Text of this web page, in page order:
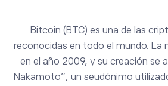
Bitcoin (BTC) es una de las
reconocidas en todo el mundo. La
en el año 2009, y su creación se
Nakamoto”, un seudónimo